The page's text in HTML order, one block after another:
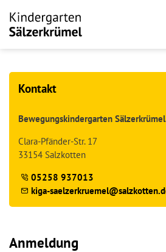
Kontakt
Bewegungskindergarten Sälzerkrümel
Clara-Pfänder-Str. 17
33154 Salzkotten
05258 937013
k g -s lz rkr m l s lzk tt n d
Anmeldung